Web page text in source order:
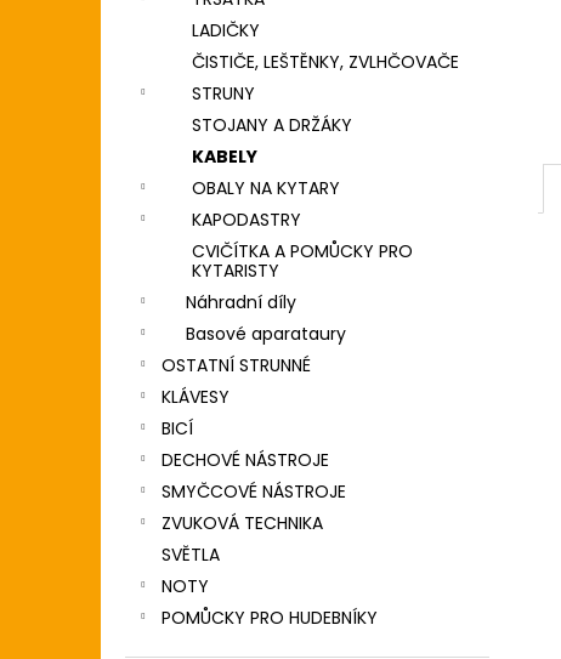
LADIČKY
ČISTIČE, LEŠTĚNKY, ZVLHČOVAČE
STRUNY
STOJANY A DRŽÁKY
KABELY
OBALY NA KYTARY
KAPODASTRY
CVIČÍTKA A POMŮCKY PRO
KYTARISTY
Náhradní díly
Basové aparataury
OSTATNÍ STRUNNÉ
KLÁVESY
BICÍ
DECHOVÉ NÁSTROJE
SMYČCOVÉ NÁSTROJE
ZVUKOVÁ TECHNIKA
SVĚTLA
NOTY
POMŮCKY PRO HUDEBNÍKY
8 690 Kč